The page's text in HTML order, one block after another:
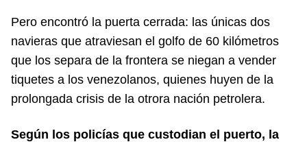
Pero encontró la puerta cerrada: las únicas dos
navieras que atraviesan el golfo de 60 kilómetros
que los separa de la frontera se niegan a vender
tiquetes a los venezolanos, quienes huyen de la
prolongada crisis de la otrora nación petrolera.
Según los policías que custodian el puerto, la